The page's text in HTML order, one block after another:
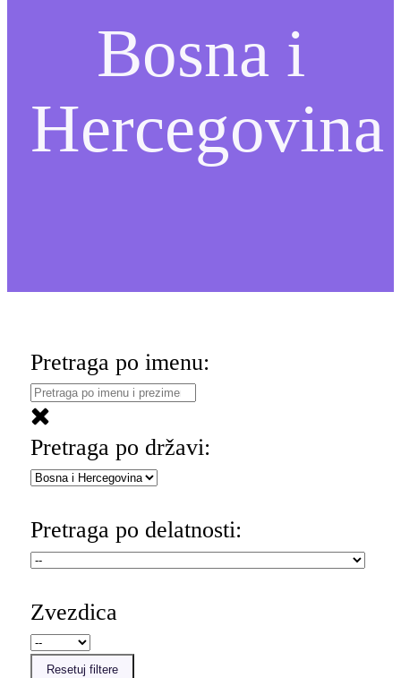
Bosna i
Hercegovina
Pretraga po imenu:
Pretraga po državi:
Pretraga po delatnosti:
Zvezdica
Resetuj filtere